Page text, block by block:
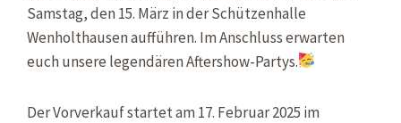
Samstag, den 15. März in der Schützenhalle
Wenholthausen aufführen. Im Anschluss erwarten
euch unsere legendären Aftershow-Partys.
Der Vorverkauf startet am 17. Februar 2025 im